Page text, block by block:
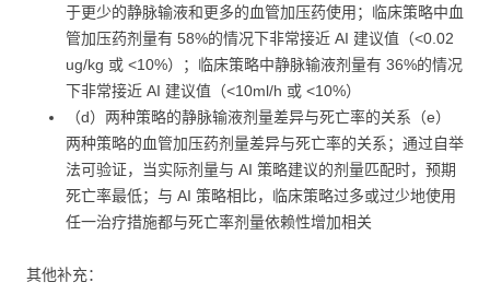
于更少的静脉输液和更多的血管加压药使用；临床策略中血
管加压药剂量有 58%的情况下非常接近 AI 建议值（<0.02
ug/kg 或 <10%）；临床策略中静脉输液剂量有 36%的情况
下非常接近 AI 建议值（<10ml/h 或 <10%）
（d）两种策略的静脉输液剂量差异与死亡率的关系（e）
两种策略的血管加压药剂量差异与死亡率的关系；通过自举
法可验证，当实际剂量与 AI 策略建议的剂量匹配时，预期
死亡率最低；与 AI 策略相比，临床策略过多或过少地使用
任一治疗措施都与死亡率剂量依赖性增加相关
其他补充：